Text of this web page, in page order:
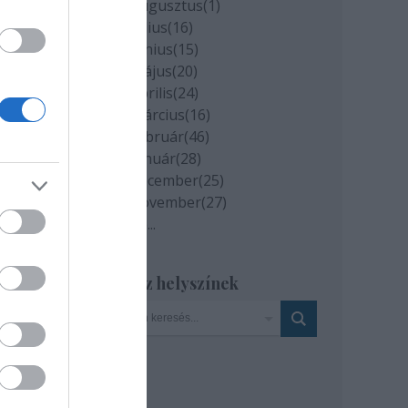
2020 augusztus(1)
2020 július(16)
2020 június(15)
2020 május(20)
2020 április(24)
2020 március(16)
2020 február(46)
2020 január(28)
2019 december(25)
2019 november(27)
...
Szinház helyszínek